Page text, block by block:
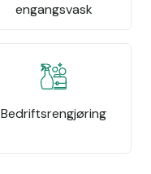
engangsvask
Bedriftsrengjøring